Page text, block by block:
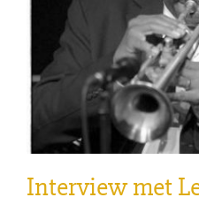
Interview met